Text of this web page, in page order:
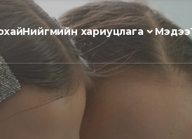
Нийгмийн хариуцлага Мэдээ